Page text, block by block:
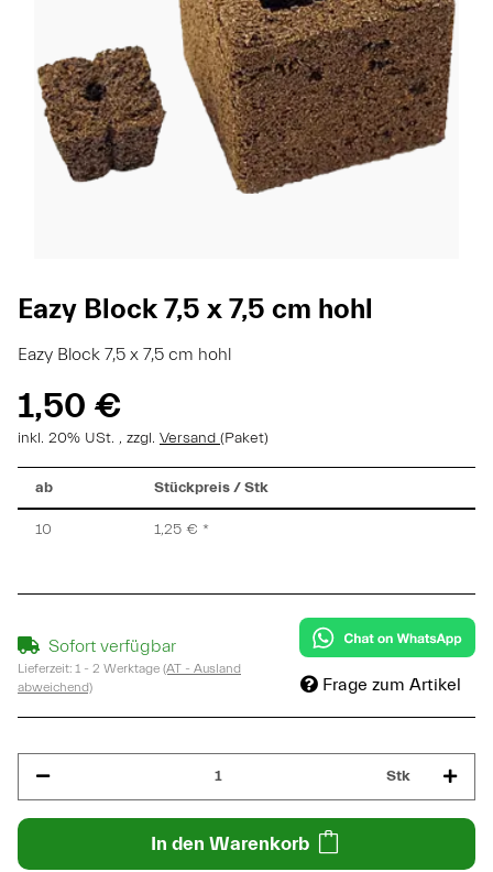
Eazy Block 7,5 x 7,5 cm hohl
Eazy Block 7,5 x 7,5 cm hohl
1,50 €
inkl. 20% USt. , zzgl. Versand (Paket)
ab Stückpreis / Stk
10 1,25 € *
Sofort verfügbar
Lieferzeit: 1 - 2 Werktage (AT - Ausland
abweichend)
Frage zum Artikel
Stk
In den Warenkorb